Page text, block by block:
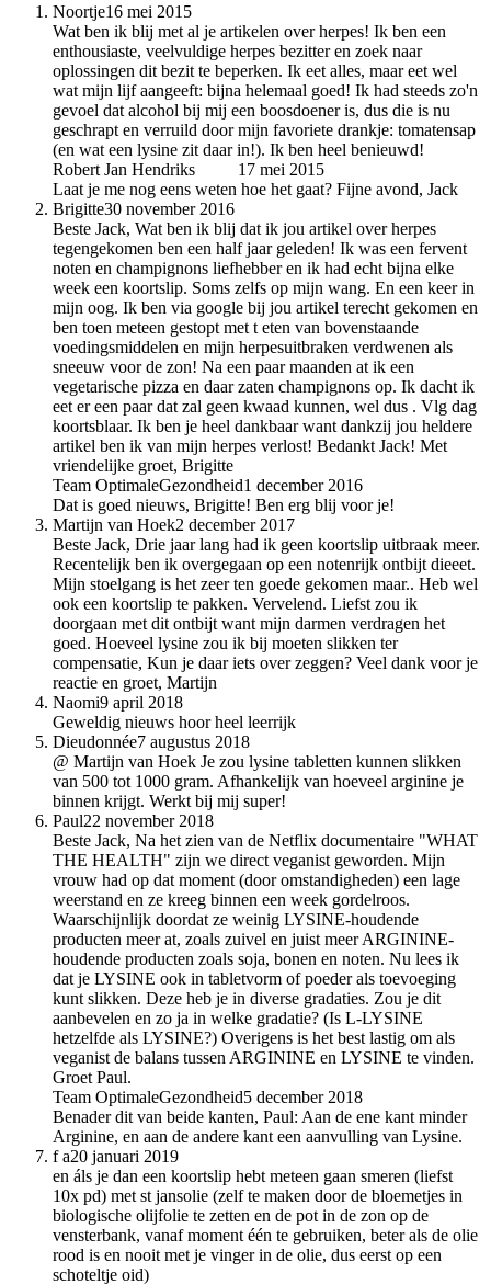
Noortje16 mei 2015
Wat ben ik blij met al je artikelen over herpes! Ik ben een
enthousiaste, veelvuldige herpes bezitter en zoek naar
oplossingen dit bezit te beperken. Ik eet alles, maar eet wel
wat mijn lijf aangeeft: bijna helemaal goed! Ik had steeds zo'n
gevoel dat alcohol bij mij een boosdoener is, dus die is nu
geschrapt en verruild door mijn favoriete drankje: tomatensap
(en wat een lysine zit daar in!). Ik ben heel benieuwd!
Robert Jan Hendriks
17 mei 2015
Laat je me nog eens weten hoe het gaat? Fijne avond, Jack
Brigitte30 november 2016
Beste Jack, Wat ben ik blij dat ik jou artikel over herpes
tegengekomen ben een half jaar geleden! Ik was een fervent
noten en champignons liefhebber en ik had echt bijna elke
week een koortslip. Soms zelfs op mijn wang. En een keer in
mijn oog. Ik ben via google bij jou artikel terecht gekomen en
ben toen meteen gestopt met t eten van bovenstaande
voedingsmiddelen en mijn herpesuitbraken verdwenen als
sneeuw voor de zon! Na een paar maanden at ik een
vegetarische pizza en daar zaten champignons op. Ik dacht ik
eet er een paar dat zal geen kwaad kunnen, wel dus . Vlg dag
koortsblaar. Ik ben je heel dankbaar want dankzij jou heldere
artikel ben ik van mijn herpes verlost! Bedankt Jack! Met
vriendelijke groet, Brigitte
Team OptimaleGezondheid1 december 2016
Dat is goed nieuws, Brigitte! Ben erg blij voor je!
Martijn van Hoek2 december 2017
Beste Jack, Drie jaar lang had ik geen koortslip uitbraak meer.
Recentelijk ben ik overgegaan op een notenrijk ontbijt dieeet.
Mijn stoelgang is het zeer ten goede gekomen maar.. Heb wel
ook een koortslip te pakken. Vervelend. Liefst zou ik
doorgaan met dit ontbijt want mijn darmen verdragen het
goed. Hoeveel lysine zou ik bij moeten slikken ter
compensatie, Kun je daar iets over zeggen? Veel dank voor je
reactie en groet, Martijn
Naomi9 april 2018
Geweldig nieuws hoor heel leerrijk
Dieudonnée7 augustus 2018
@ Martijn van Hoek Je zou lysine tabletten kunnen slikken
van 500 tot 1000 gram. Afhankelijk van hoeveel arginine je
binnen krijgt. Werkt bij mij super!
Paul22 november 2018
Beste Jack, Na het zien van de Netflix documentaire "WHAT
THE HEALTH" zijn we direct veganist geworden. Mijn
vrouw had op dat moment (door omstandigheden) een lage
weerstand en ze kreeg binnen een week gordelroos.
Waarschijnlijk doordat ze weinig LYSINE-houdende
producten meer at, zoals zuivel en juist meer ARGININE-
houdende producten zoals soja, bonen en noten. Nu lees ik
dat je LYSINE ook in tabletvorm of poeder als toevoeging
kunt slikken. Deze heb je in diverse gradaties. Zou je dit
aanbevelen en zo ja in welke gradatie? (Is L-LYSINE
hetzelfde als LYSINE?) Overigens is het best lastig om als
veganist de balans tussen ARGININE en LYSINE te vinden.
Groet Paul.
Team OptimaleGezondheid5 december 2018
Benader dit van beide kanten, Paul: Aan de ene kant minder
Arginine, en aan de andere kant een aanvulling van Lysine.
f a20 januari 2019
en áls je dan een koortslip hebt meteen gaan smeren (liefst
10x pd) met st jansolie (zelf te maken door de bloemetjes in
biologische olijfolie te zetten en de pot in de zon op de
vensterbank, vanaf moment één te gebruiken, beter als de olie
rood is en nooit met je vinger in de olie, dus eerst op een
schoteltje oid)